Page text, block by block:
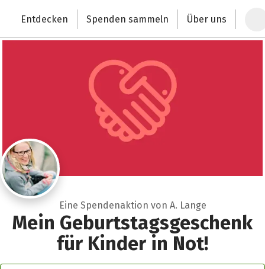
Deutschlands größte Spendenplattform
Entdecken Spenden sammeln Über uns
Eine Spendenaktion von A. Lange
Mein Geburtstagsgeschenk
für Kinder in Not!